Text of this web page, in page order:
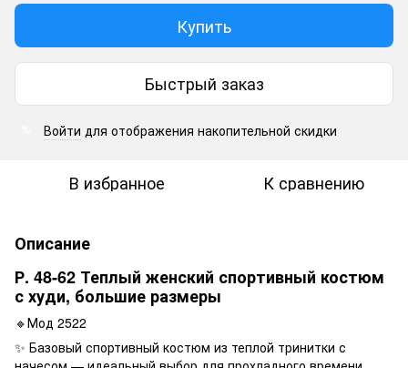
Купить
Быстрый заказ
Войти для отображения накопительной скидки
В избранное К сравнению
Описание
Р. 48-62 Теплый женский спортивный костюм
с худи, большие размеры
🔹Мод 2522
✨ Базовый спортивный костюм из теплой тринитки с